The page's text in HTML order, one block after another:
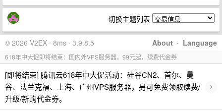
切换主题列表
About · Language
© 2026 V2EX · 8ms · 3.9.8.5
618年中大促即将结束：国内外VPS服务器，99元起，续费代金券
[即将结束] 腾讯云618年中大促活动：硅谷CN2、首尔、曼
谷、法兰克福、上海、广州VPS服务器，另可免费领取续费/
升级/新购代金券。
›